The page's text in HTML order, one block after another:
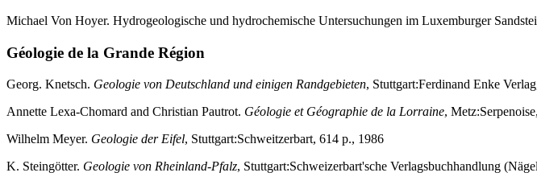
Michael Von Hoyer. Hydrogeologische und hydrochemische Untersuchungen im Luxemburger
Géologie de la Grande Région
Georg. Knetsch. Geologie von Deutschland und einigen Randgebieten, Stuttgart:Ferdinand Enke
Annette Lexa-Chomard and Christian Pautrot. Géologie et Géographie de la Lorraine,
Wilhelm Meyer. Geologie der Eifel, Stuttgart:Schweitzerbart, 614 p., 1986
K. Steingötter. Geologie von Rheinland-Pfalz, Stuttgart:Schweizerbart'sche Verlagsbuchhandlung